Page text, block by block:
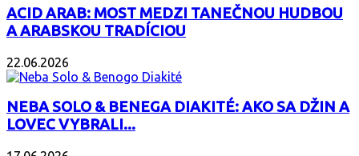
ACID ARAB: MOST MEDZI TANEČNOU HUDBOU
A ARABSKOU TRADÍCIOU
22.06.2026
NEBA SOLO & BENEGA DIAKITÉ: AKO SA DŽIN A
LOVEC VYBRALI...